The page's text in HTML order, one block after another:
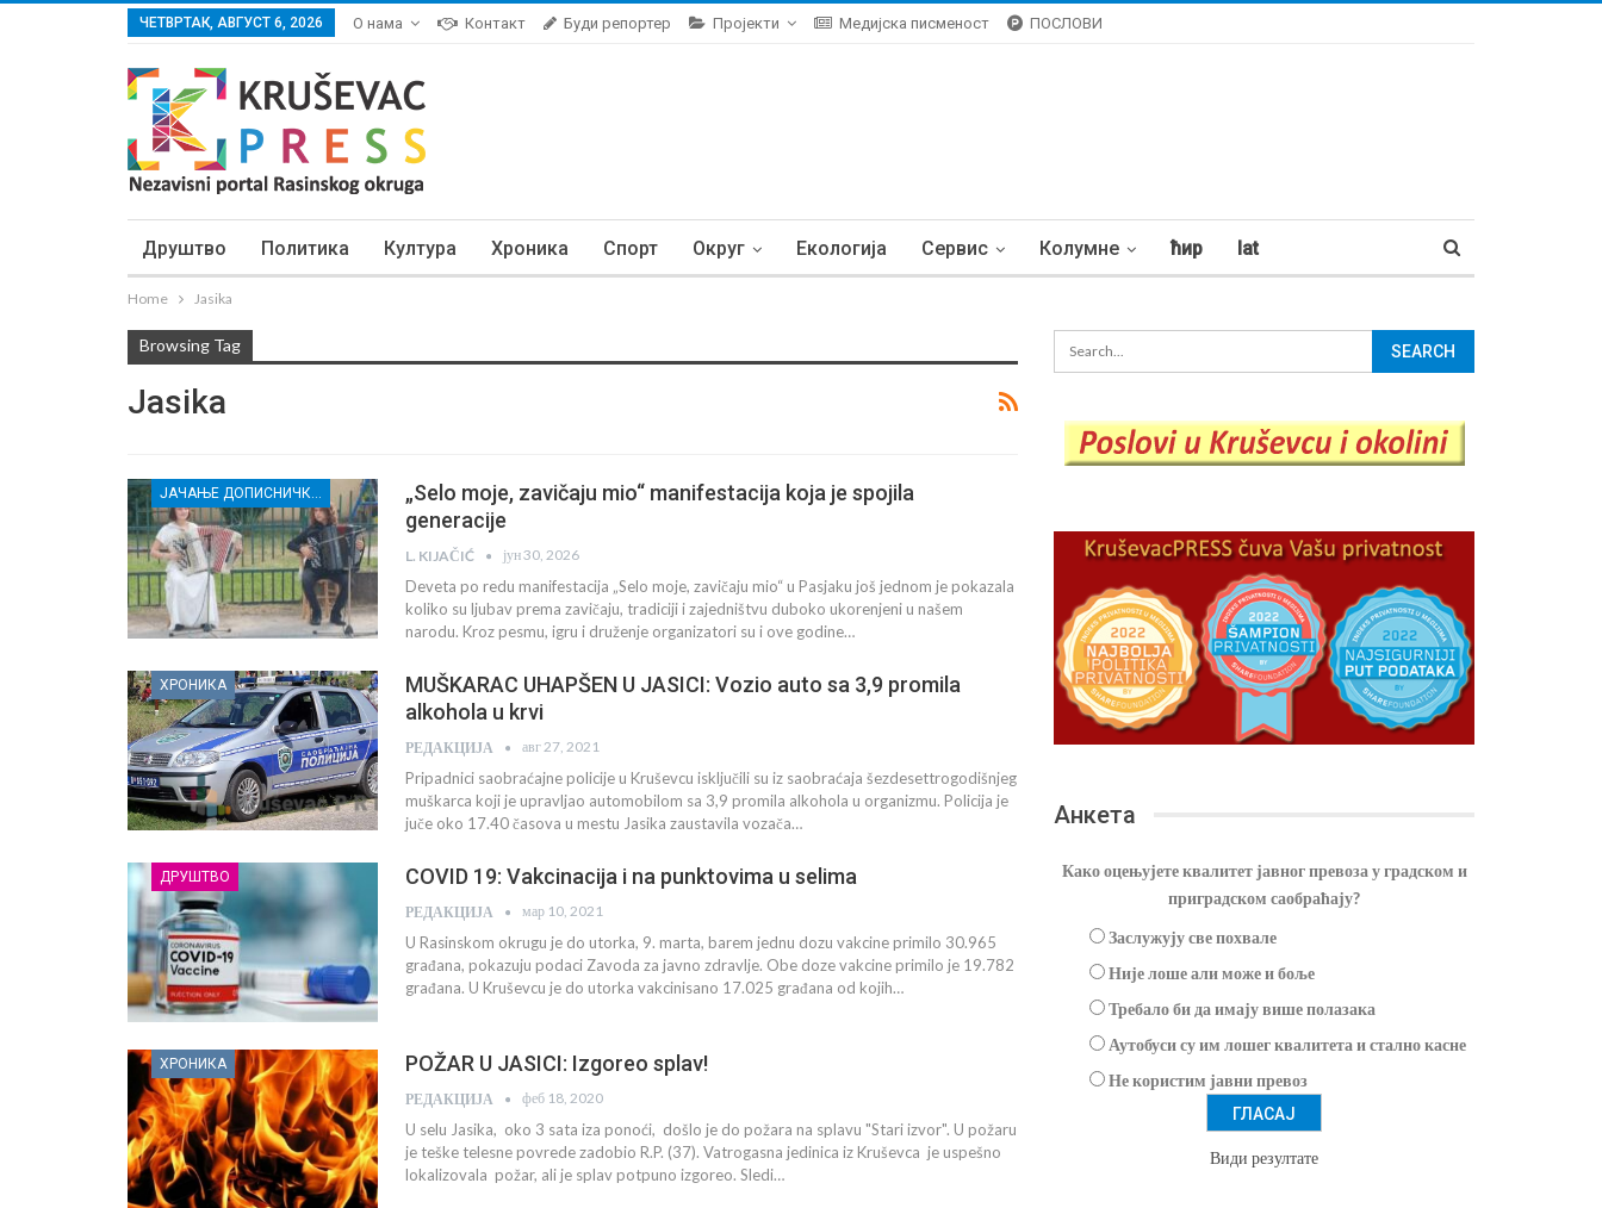
ЧЕТВРТАК, АВГУСТ 6, 2026 О нама Контакт Буди репортер Пројекти Медијска писменост ПОСЛОВИ
Друштво Политика Култура Хроника Спорт Округ Екологија Сервис Колумне ћир lat
Home Jasika
Browsing Tag
Jasika
ЈАЧАЊЕ ДОПИСНИЧКЕ МРЕЖЕ НЕЗАВИСНИХ МЕДИЈА У РАСИНСКОМ ОКРУГУ
„Selo moje, zavičaju mio“ manifestacija koja je spojila
generacije
L. KIJAČIĆ јун 30, 2026
Deveta po redu manifestacija „Selo moje, zavičaju mio“ u Pasjaku još jednom je pokazala
koliko su ljubav prema zavičaju, tradiciji i zajedništvu duboko ukorenjeni u našem
narodu. Kroz pesmu, igru i druženje organizatori su i ove godine…
ХРОНИКА
MUŠKARAC UHAPŠEN U JASICI: Vozio auto sa 3,9 promila
alkohola u krvi
РЕДАКЦИЈА авг 27, 2021
Pripadnici saobraćajne policije u Kruševcu isključili su iz saobraćaja šezdesettrogodišnjeg
muškarca koji je upravljao automobilom sa 3,9 promila alkohola u organizmu. Policija je
juče oko 17.40 časova u mestu Jasika zaustavila vozača…
ДРУШТВО COVID 19: Vakcinacija i na punktovima u selima
РЕДАКЦИЈА мар 10, 2021
U Rasinskom okrugu je do utorka, 9. marta, barem jednu dozu vakcine primilo 30.965
građana, pokazuju podaci Zavoda za javno zdravlje. Obe doze vakcine primilo je 19.782
građana. U Kruševcu je do utorka vakcinisano 17.025 građana od kojih…
ХРОНИКА POŽAR U JASICI: Izgoreo splav!
РЕДАКЦИЈА феб 18, 2020
U selu Jasika, oko 3 sata iza ponoći, došlo je do požara na splavu "Stari izvor". U požaru
je teške telesne povrede zadobio R.P. (37). Vatrogasna jedinica iz Kruševca je uspešno
lokalizovala požar, ali je splav potpuno izgoreo. Sledi…
Анкета
Како оцењујете квалитет јавног превоза у градском и
приградском саобраћају?
Заслужују све похвале
Није лоше али може и боље
Требало би да имају више полазака
Аутобуси су им лошег квалитета и стално касне
Не користим јавни превоз
Види резултате